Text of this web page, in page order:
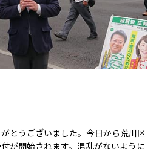
とうございました。今日から荒川区
が開始されます。混乱がないように